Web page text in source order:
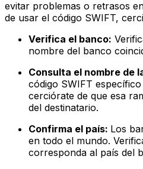
evitar problemas o retrasos
de usar el código SWIFT,
Verifica el banco:
nombre del banco
Consulta el nombre de
código SWIFT
cerciórate de que esa
del destinatario.
Confirma el país: Los
en todo el mundo.
corresponda al país del